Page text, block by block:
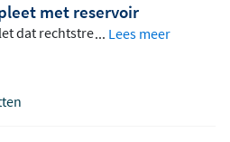
met reservoir
dat rechtstre
assortiment v
... Lees meer